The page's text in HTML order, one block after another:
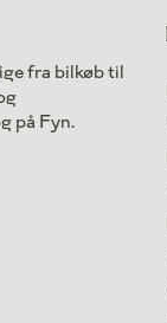
fra bilkøb til
på Fyn.